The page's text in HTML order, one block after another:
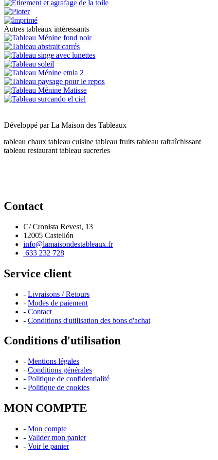
Autres tableaux intéressants
Développé parLa Maison des Tableaux
tableau chaux tableau cuisine tableau fruits tableau rafraîchissant
tableau restaurant tableau sucreries
Contact
C/ Cronista Revest, 13
12005 Castellón
info@lamaisondestableaux.fr
633 232 728
Service client
- Livraisons / Retours
- Modes de paiement
- Contact
- Conditions d'utilisation des bons d'achat
Conditions d'utilisation
- Mentions légales
- Conditions générales
- Politique de confidentialité
- Politique de cookies
MON COMPTE
- Mon compte
- Valider mon panier
- Voir le panier